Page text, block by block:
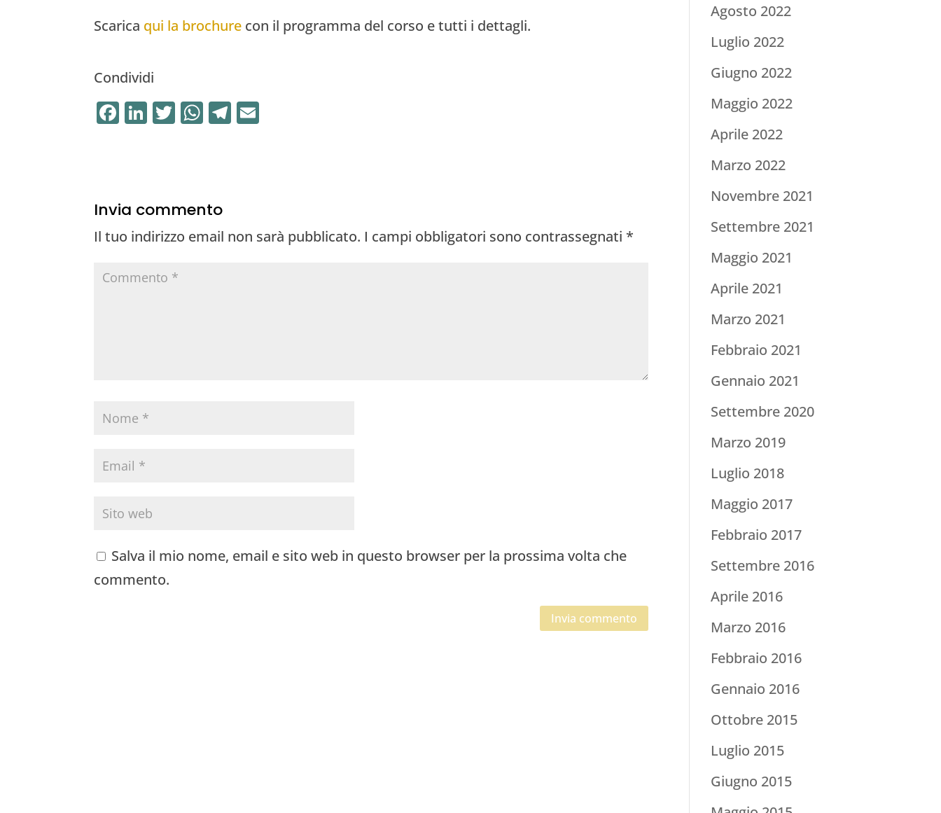
Scarica qui la brochure con il programma del corso e tutti i dettagli.
Condividi
F
b
o
o
k
Li
dI
n
T
r
W
A
p
p
T
Invia commento
Il tuo indirizzo email non sarà pubblicato. I campi obbligatori sono contrassegnati *
Salva il mio nome, email e sito web in questo browser per la prossima volta che
commento.
Agosto 2022
Luglio 2022
Giugno 2022
Maggio 2022
Aprile 2022
Marzo 2022
Novembre 2021
Settembre 2021
Maggio 2021
Aprile 2021
Marzo 2021
Febbraio 2021
Gennaio 2021
Settembre 2020
Marzo 2019
Luglio 2018
Maggio 2017
Febbraio 2017
Settembre 2016
Aprile 2016
Marzo 2016
Febbraio 2016
Gennaio 2016
Ottobre 2015
Luglio 2015
Giugno 2015